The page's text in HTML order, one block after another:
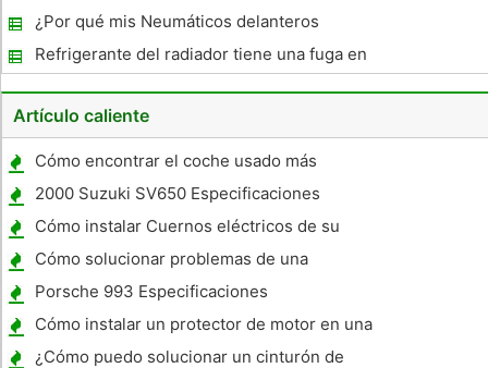
Sputtering
¿Por qué mis Neumáticos delanteros
vibrante
Refrigerante del radiador tiene una fuga en
el aceite
Artículo caliente
Cómo encontrar el coche usado más
confiable
2000 Suzuki SV650 Especificaciones
Cómo instalar Cuernos eléctricos de su
camión
Cómo solucionar problemas de una
apertura a distancia
Porsche 993 Especificaciones
Cómo instalar un protector de motor en una
Sportster
¿Cómo puedo solucionar un cinturón de